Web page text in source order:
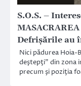
S.O.S. –
Defrişările au
Nici pădurea Hoia-
deştepţi” din zona
precum şi poziţia